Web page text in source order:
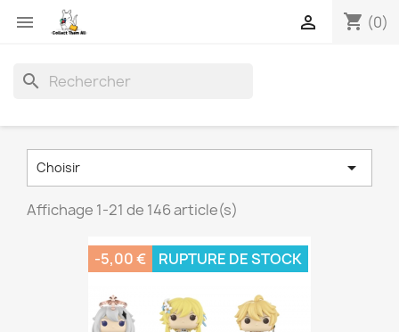
 shopping_cart (0)

search
Choisir 
Affichage 1-21 de 146 article(s)
-5,00 € RUPTURE DE STOCK